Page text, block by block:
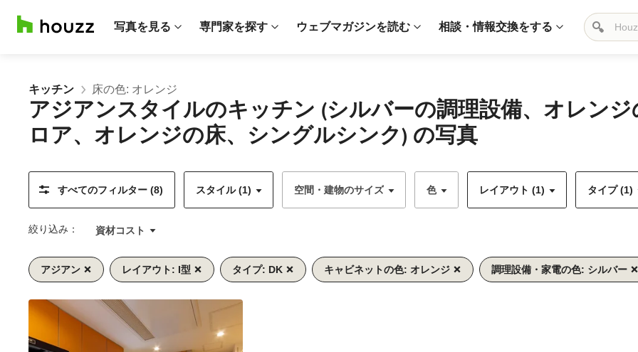
写真を見る 専門家を探す ウェブマガジンを読む 相談・情報交換をする
キッチン 床の色: オレンジ
アジアンスタイルのキッチン (シルバーの調理設備、オレン
ロア、オレンジの床、シングルシンク) の写真
すべてのフィルター (8) スタイル (1) 空間・建物のサイズ 色 レイアウト (1) タイプ (1)
絞り込み： 資材コスト
アジアン レイアウト: I型 タイプ: DK キャビネットの色: オレンジ 調理設備・家電の色: シルバー
へ
へ